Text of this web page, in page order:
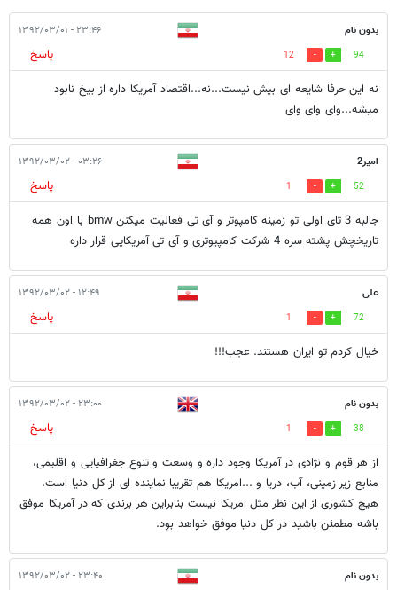
بدون نام ۲۳:۴۶ - ۱۳۹۲/۰۳/۰۱
94
12
پاسخ
نه این حرفا شایعه ای بیش نیست...نه...اقتصاد آمریکا داره از بیخ نابود
میشه...وای وای وای
امیر2 ۰۳:۲۶ - ۱۳۹۲/۰۳/۰۲
52
1
پاسخ
جالبه 3 تای اولی تو زمینه کامپوتر و آی تی فعالیت میکنن bmw با اون همه
تاریخچش پشته سره 4 شرکت کامپیوتری و آی تی آمریکایی قرار داره
علی ۱۲:۴۹ - ۱۳۹۲/۰۳/۰۲
72
1
پاسخ
خیال کردم تو ایران هستند. عجب!!!
بدون نام ۲۳:۰۰ - ۱۳۹۲/۰۳/۰۲
38
1
پاسخ
از هر قوم و نژادی در آمریکا وجود داره و وسعت و تنوع جغرافیایی و اقلیمی،
منابع زیر زمینی، آب، دریا و ...امریکا هم تقریبا نماینده ای از کل دنیا است.
هیچ کشوری از این نظر مثل امریکا نیست بنابراین هر برندی که در آمریکا موفق
باشه مطمئن باشید در کل دنیا موفق خواهد بود.
بدون نام ۲۳:۴۰ - ۱۳۹۲/۰۳/۰۲